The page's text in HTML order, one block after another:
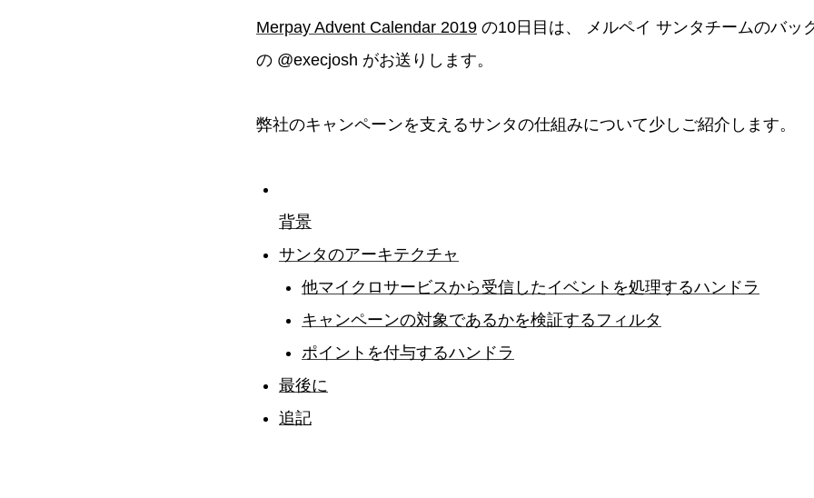
Merpay Advent Calendar 2019 の10日目は、 メルペイ サンタチームのバッ
の @execjosh がお送りします。
弊社のキャンペーンを支えるサンタの仕組みについて少しご紹介します。
背景
サンタのアーキテクチャ
他マイクロサービスから受信したイベントを処理するハンドラ
キャンペーンの対象であるかを検証するフィルタ
ポイントを付与するハンドラ
最後に
追記